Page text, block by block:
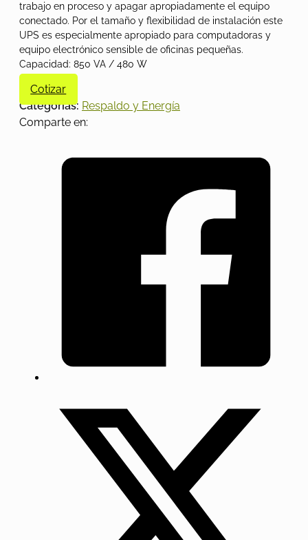
trabajo en proceso y apagar apropiadamente el equipo
conectado. Por el tamaño y flexibilidad de instalación este
UPS es especialmente apropiado para computadoras y
equipo electrónico sensible de oficinas pequeñas.
Capacidad: 850 VA / 480 W
Cotizar
Categorías: Respaldo y Energía
Comparte en: